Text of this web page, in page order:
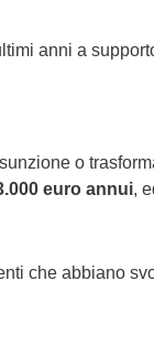
anni a
o
euro annui,
che abbiano